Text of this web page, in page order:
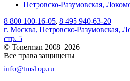
Петровско-Разумовская,
8 800 100-16-05, 8 495 940-63-20
г. Москва, Петровско-Разумовская,
стр. 5
© Tonerman 2008–2026
Все права защищены
info@tmshop.ru